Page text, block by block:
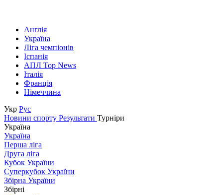
Англія
Україна
Ліга чемпіонів
Іспанія
АПЛ Top News
Італія
Франція
Німеччина
Укр Рус
Новини спорту Результати Турніри
Україна
Україна
Перша ліга
Друга ліга
Кубок України
Суперкубок України
Збірна України
Збірні